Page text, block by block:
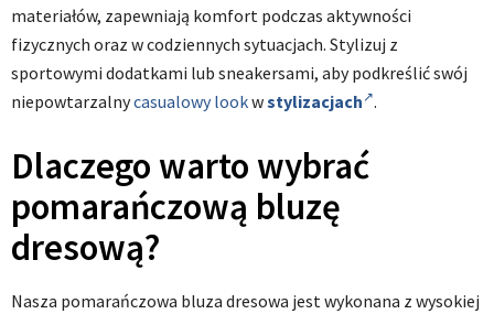
materiałów, zapewniają komfort podczas aktywności
fizycznych oraz w codziennych sytuacjach. Stylizuj z
sportowymi dodatkami lub sneakersami, aby podkreślić swój
niepowtarzalnycasualowy lookwstylizacjach .
Dlaczego warto wybrać
pomarańczową bluzę
dresową?
Nasza pomarańczowa bluza dresowa jest wykonana z wysokiej